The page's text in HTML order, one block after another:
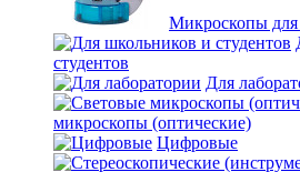
Микроскопы для
студентов
Для
микроскопы (оптические)
Цифровые